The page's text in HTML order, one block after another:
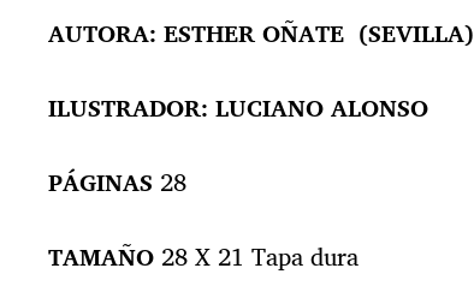
e
r
a
AUTORA: ESTHER OÑATE (SEVILLA)
ILUSTRADOR: LUCIANO ALONSO
PÁGINAS 28
TAMAÑO 28 X 21 Tapa dura